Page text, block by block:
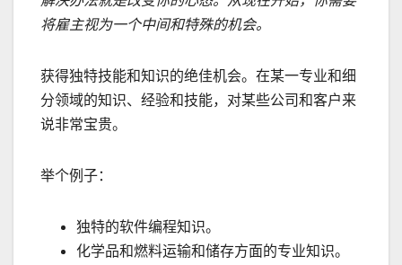
将雇主视为一个中间和特殊的机会。
获得独特技能和知识的绝佳机会。在某一专业和细
分领域的知识、经验和技能，对某些公司和客户来
说非常宝贵。
举个例子：
独特的软件编程知识。
化学品和燃料运输和储存方面的专业知识。